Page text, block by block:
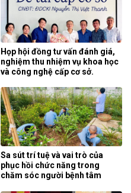
Họp hội đồng tư vấn đánh giá,
nghiệm thu nhiệm vụ khoa học
và công nghệ cấp cơ sở.
Sa sút trí tuệ và vai trò của
phục hồi chức năng trong
chăm sóc người bệnh tâm